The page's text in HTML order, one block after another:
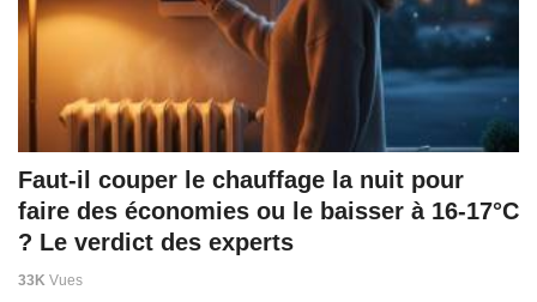
Faut-il couper le chauffage la nuit pour
faire des économies ou le baisser à 16‑17°C
? Le verdict des experts
33K Vues